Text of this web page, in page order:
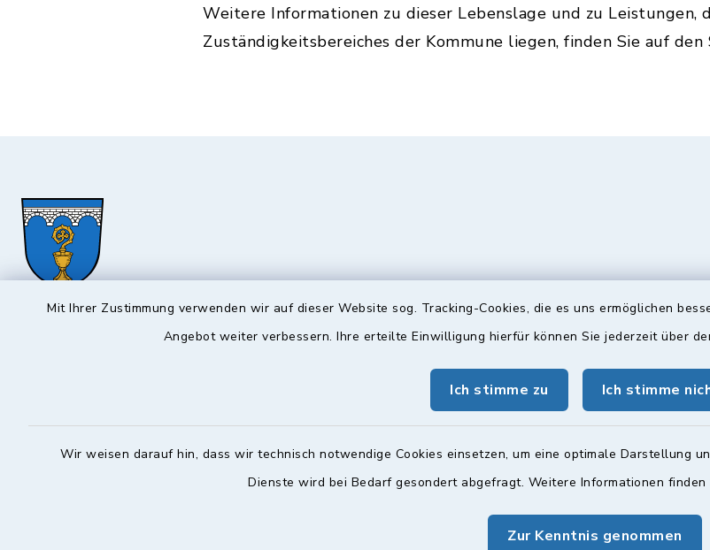
Mit Ihrer Zustimmung verwenden wir auf dieser Website sog. Tracking-Cookies, die es uns ermöglichen
Angebot weiter verbessern. Ihre erteilte Einwilligung hierfür können Sie jederzeit über
Ich stimme zu Ich stimme
Wir weisen darauf hin, dass wir technisch notwendige Cookies einsetzen, um eine optimale Darstellung
Dienste wird bei Bedarf gesondert abgefragt. Weitere Informationen finden
Zur Kenntnis genommen
Weitere Informationen zu dieser Lebenslage und zu Leistungen,
Zuständigkeitsbereiches der Kommune liegen, finden Sie auf den
Hochstadt a.Main Öffnungszeiten
Montag, Mittwoch und Freitag:
08:00-12:00 Uhr
Donnerstag zusätzlich:
14:30-18:00 Uhr
Sprechstunde:
Diese findet